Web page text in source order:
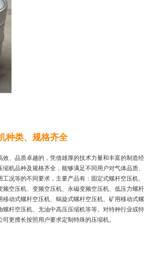
种类、规格齐全
效、品质卓越的，凭借雄厚的技术力量和丰富的制造经
缩机品种及规格齐全，能够满足不同用户对气体品质、
工况等的不同要求，主要产品有：固定式螺杆空压机、
频空压机、变频空压机、永磁变频空压机、低压力螺杆
移动式螺杆空压机、蜗旋式螺杆空压机、矿用移动式螺
螺杆空压机、无油中高压压缩机等等。对特种行业或特
司更擅长按照用户要求定制特殊的压缩机。